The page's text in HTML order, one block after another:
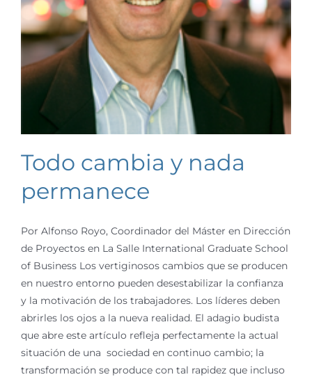
Todo cambia y nada
permanece
Por Alfonso Royo, Coordinador del Máster en Dirección
de Proyectos en La Salle International Graduate School
of Business Los vertiginosos cambios que se producen
en nuestro entorno pueden desestabilizar la confianza
y la motivación de los trabajadores. Los líderes deben
abrirles los ojos a la nueva realidad. El adagio budista
que abre este artículo refleja perfectamente la actual
situación de una sociedad en continuo cambio; la
transformación se produce con tal rapidez que incluso